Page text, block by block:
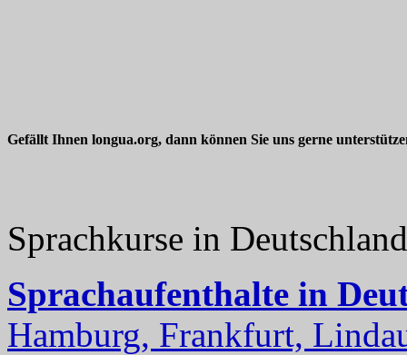
Gefällt Ihnen longua.org, dann können Sie uns gerne
Sprachkurse in
Sprachaufenthalte in
Hamburg, Frankfurt,